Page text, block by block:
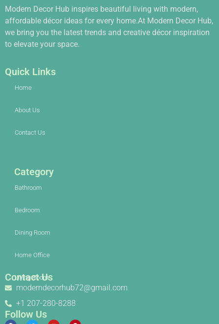
Modern Decor Hub inspires beautiful living with modern,
affordable décor ideas for every home.At Modern Decor Hub,
we bring you the latest trends and creative décor inspiration
to elevate your space.
Quick Links
Home
About Us
Contact Us
Category
Bathroom
Bedroom
Dining Room
Home Office
Living Room
Contact Us
moderndecorhub72@gmail.com
+1 207-280-8288
Follow Us